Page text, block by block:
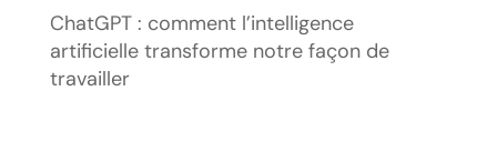
ChatGPT : comment l’intelligence
artificielle transforme notre façon de
travailler